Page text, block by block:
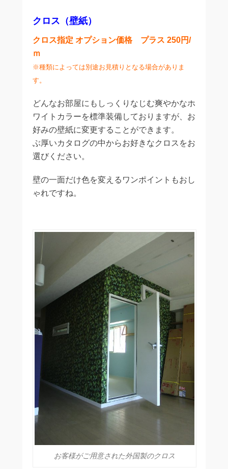
クロス（壁紙）
クロス指定 オプション価格 プラス 250円/
ｍ
※種類によっては別途お見積りとなる場合がありま
す。
どんなお部屋にもしっくりなじむ爽やかなホ
ワイトカラーを標準装備しておりますが、お
好みの壁紙に変更することができます。
ぶ厚いカタログの中からお好きなクロスをお
選びください。
壁の一面だけ色を変えるワンポイントもおし
ゃれですね。
お客様がご用意された外国製のクロス